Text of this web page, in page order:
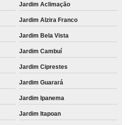
Jardim Aclimação
Jardim Alzira Franco
Jardim Bela Vista
Jardim Cambuí
Jardim Ciprestes
Jardim Guarará
Jardim Ipanema
Jardim Itapoan